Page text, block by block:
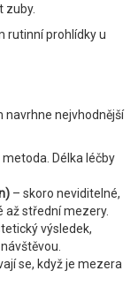
zuby.
rutinní prohlídky u
navrhne nejvhodnější
Délka léčby
– skoro neviditelné,
až střední mezery.
výsledek,
se, když je mezera